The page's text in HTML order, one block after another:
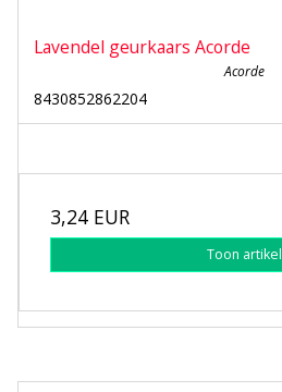
Lavendel geurkaars Acorde
Acorde
8430852862204
3,24 EUR
Toon artikel